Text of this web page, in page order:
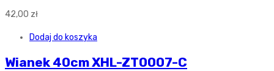
42,00 zł
Dodaj do koszyka
Wianek 40cm XHL-ZT0007-C